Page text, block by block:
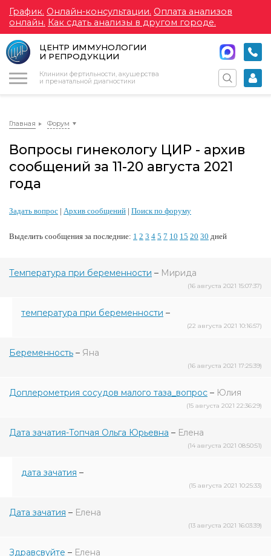
График. Онлайн-консультации. Оплата анализов
онлайн. Как сдать анализы в другом городе.
ЦЕНТР ИММУНОЛОГИИ
И РЕПРОДУКЦИИ
Клиники фертильности, акушерства
и пренатальной диагностики
Главная Форум
Вопросы гинекологу ЦИР - архив
сообщений за 11-20 августа 2021
года
Задать вопрос | Архив сообщений | Поиск по форуму
Выделить сообщения за последние: 1 2 3 4 5 7 10 15 20 30 дней
Температура при беременности – Мирида
(16 августа 2021 15:07:37)
температура при беременности –
(22 августа 2021 10:16:57)
Беременность – Яна
(16 августа 2021 17:25:39)
Доплерометрия сосудов малого таза_вопрос – Юлия
(15 августа 2021 22:36:29)
Дата зачатия-Топчая Ольга Юрьевна – Елена
(14 августа 2021 08:50:51)
дата зачатия –
(15 августа 2021 10:25:33)
Дата зачатия – Елена
(13 августа 2021 16:03:39)
Здравсвуйте – Елена